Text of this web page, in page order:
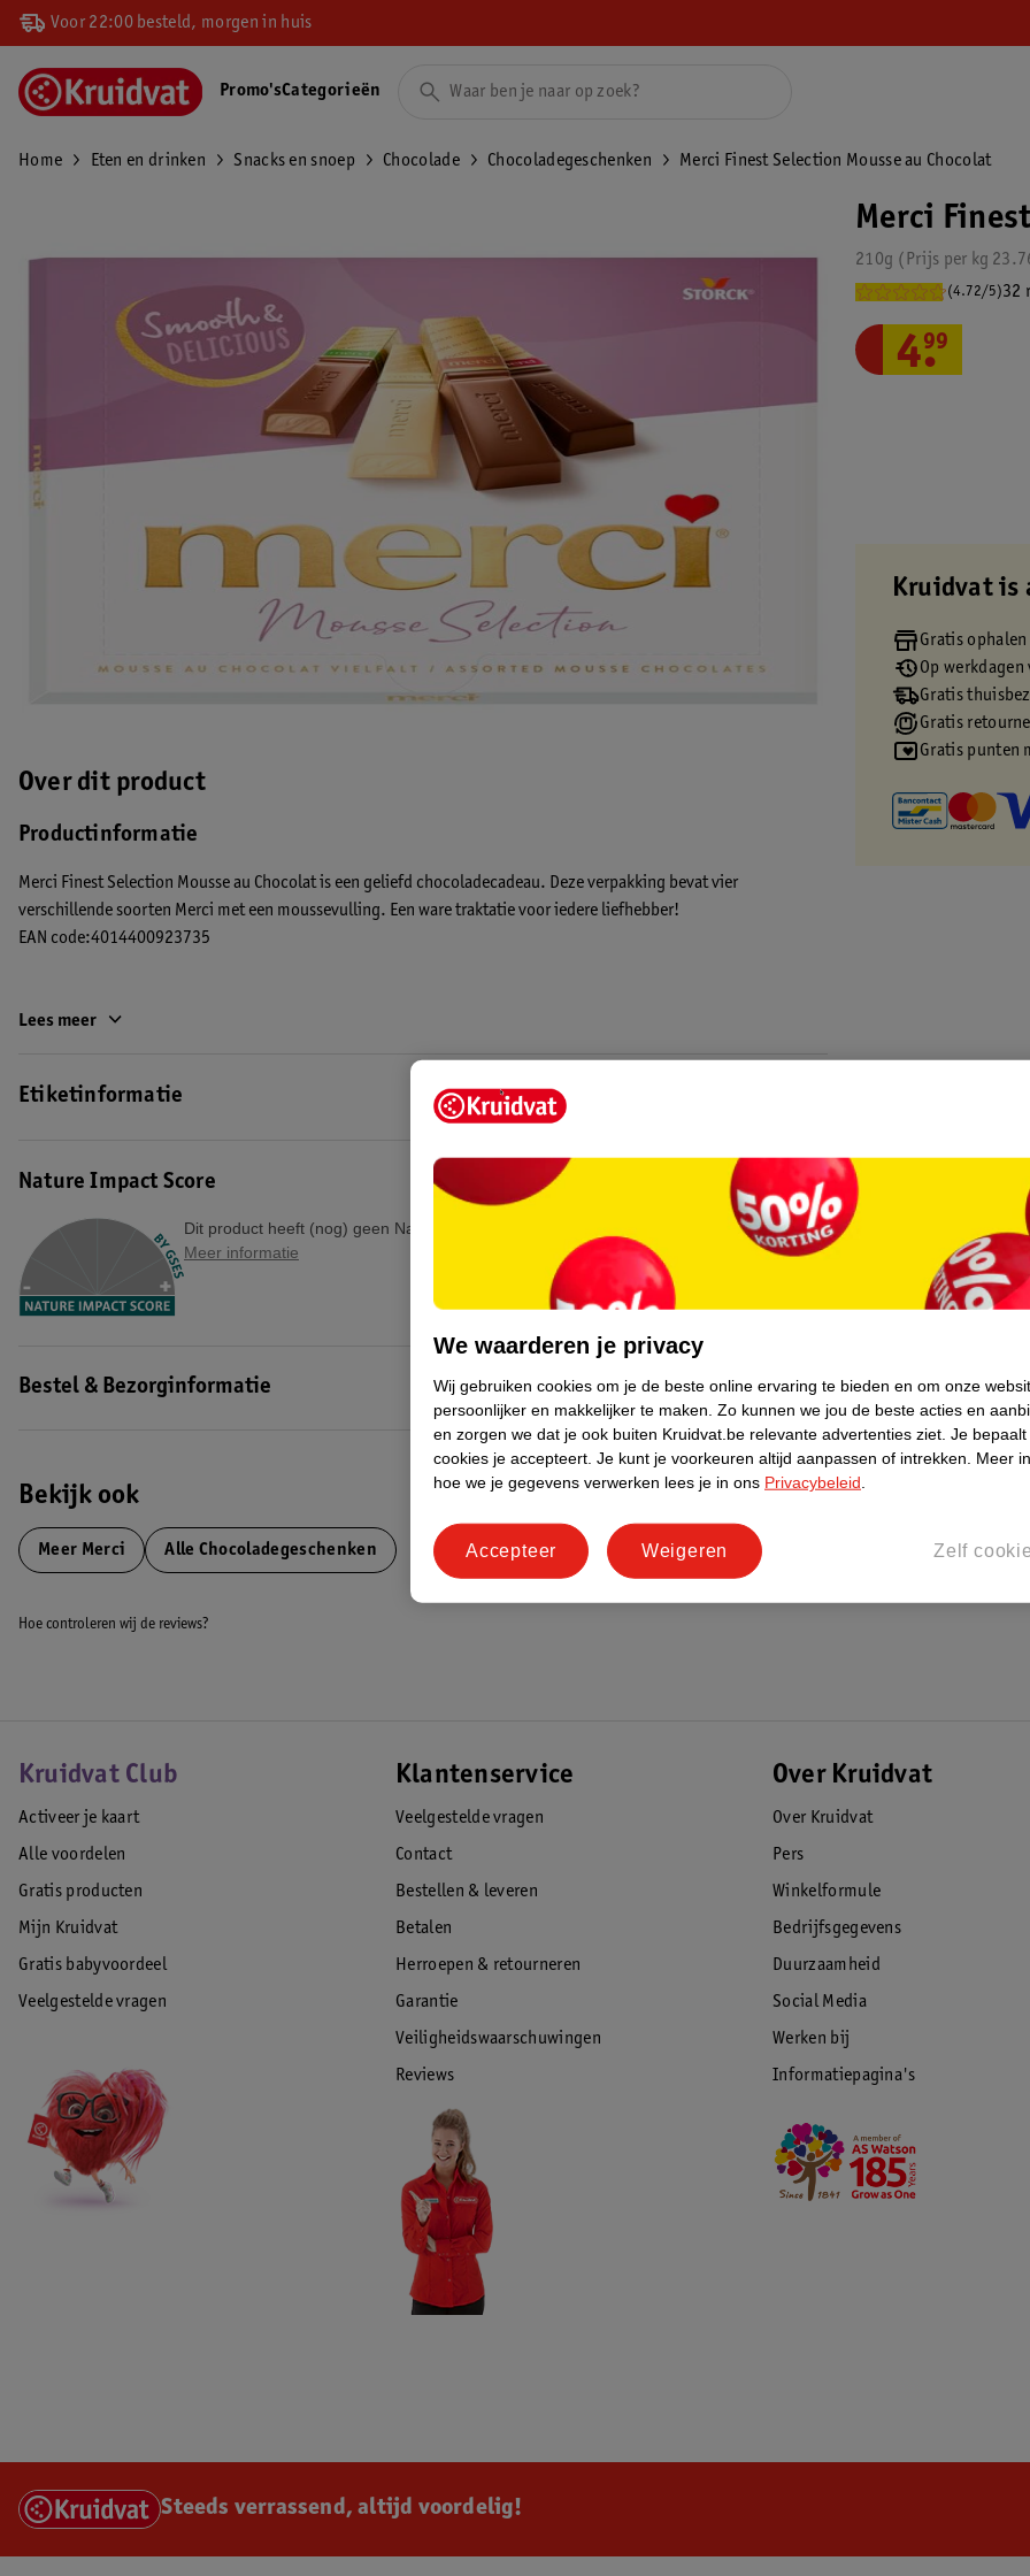
Voor 22:00 besteld, morgen in huis
Promo'sCategorieën
Home Eten en drinken Snacks en snoep Chocolade Chocoladegeschenken Merci Finest Selection Mousse au Chocolat
Over dit product
Productinformatie
Merci Finest Selection Mousse au Chocolat is een geliefd chocoladecadeau. Deze verpakking bevat vier
verschillende soorten Merci met een moussevulling. Een ware traktatie voor iedere liefhebber!
EAN code:4014400923735
Lees meer
Etiketinformatie
Nature Impact Score
Dit product heeft (nog) geen Nature Impact Score.
Meer informatie
Bestel & Bezorginformatie
Bekijk ook
Meer Merci Alle Chocoladegeschenken
Merci
210g Prijs per kg
(4.72/5)32
4.
99
Kruidvat is
Gratis
Op
Gratis
Gratis
Gratis punten
Hoe controleren wij de reviews?
Kruidvat Club
Activeer je kaart
Alle voordelen
Gratis producten
Mijn Kruidvat
Gratis babyvoordeel
Veelgestelde vragen
Klantenservice
Veelgestelde vragen
Contact
Bestellen & leveren
Betalen
Herroepen & retourneren
Garantie
Veiligheidswaarschuwingen
Reviews
Over Kruidvat
Over Kruidvat
Pers
Winkelformule
Bedrijfsgegevens
Duurzaamheid
Social Media
Werken bij
Informatiepagina's
Steeds verrassend, altijd voordelig!
We waarderen je privacy
Wij gebruiken cookies om je de beste online ervaring te bieden en om onze
persoonlijker en makkelijker te maken. Zo kunnen we jou de beste acties en
en zorgen we dat je ook buiten Kruidvat.be relevante advertenties ziet. Je
cookies je accepteert. Je kunt je voorkeuren altijd aanpassen of intrekken.
Meer
hoe we je gegevens verwerken lees je in ons Privacybeleid
Zelf
Weigeren
Accepteer